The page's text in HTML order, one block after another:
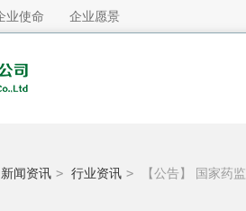
业使命 企业愿景
新闻资讯 > 行业资讯 > 【公告】 国家药